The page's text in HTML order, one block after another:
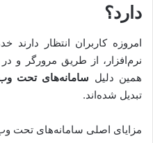
دارد؟
امروزه کاربران انتظار
نرم‌افزار، از طریق مرورگر و
همین دلیل سامانه‌های تحت
تبدیل شده‌اند.
مزایای اصلی سامانه‌های تحت